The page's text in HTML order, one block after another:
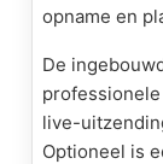
opname en
De
live-
Optioneel is